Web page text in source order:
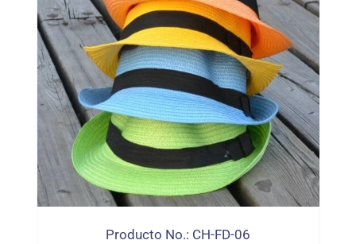
Producto No.: CH-FD-06